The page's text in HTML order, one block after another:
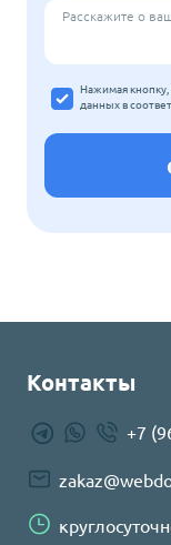
Расскажите о
Нажимая кнопку,
данныхв
Контакты
+7